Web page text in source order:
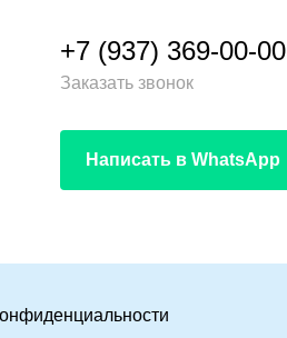
+7 (937) 369-00-00
Заказать звонок
Написать в WhatsApp